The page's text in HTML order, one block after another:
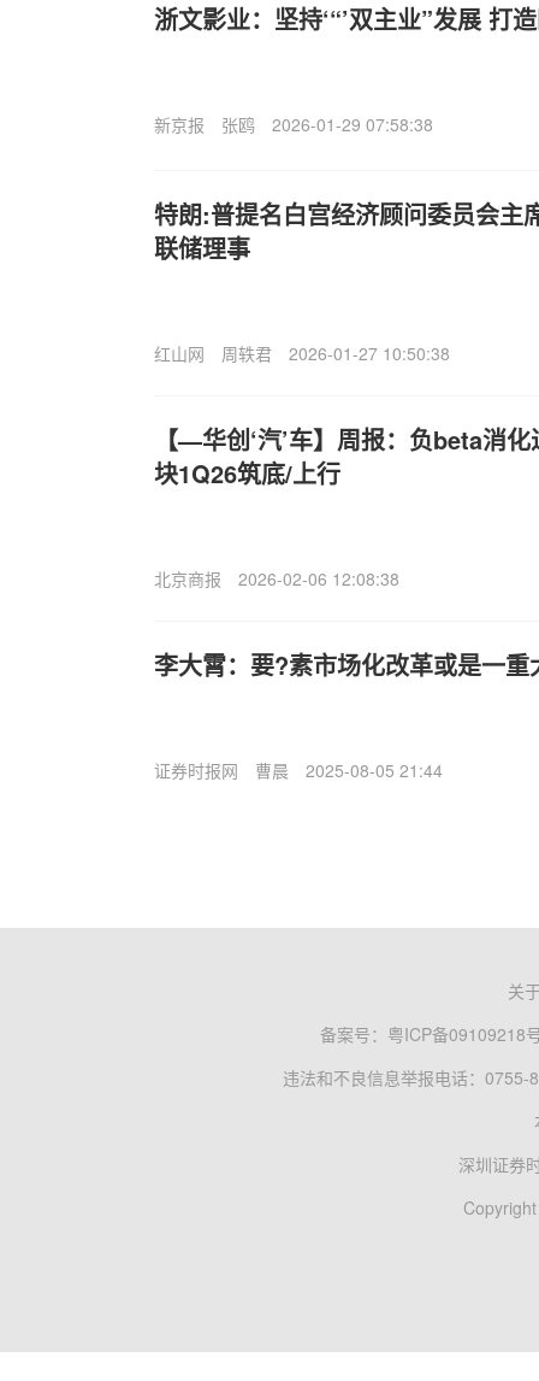
浙文影业：坚持‘“’双主业”发展 打
新京报 张鸥 2026-01-29 07:58:38
特朗:普提名白宫经济顾问委员会主
联储理事
红山网 周轶君 2026-01-27 10:50:38
【—华创‘汽’车】周报：负beta消
块1Q26筑底/上行
北京商报 2026-02-06 12:08:38
李大霄：要?素市场化改革或是一重
证券时报网 曹晨 2025-08-05 21:44
关
备案号： 粤ICP备09109218
违法和不良信息举报电话：0755-
深圳证券